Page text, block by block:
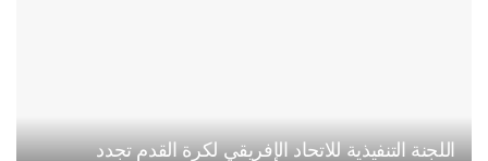
اللجنة التنفيذية للاتحاد الإفريقي لكرة القدم تجدد